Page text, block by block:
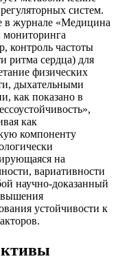
систем.
в журнале «Медицина
мониторинга
контроль частоты
ритма сердца) для
физических
дыхательными
как показано в
как
компоненту
на
вариативности
научно-доказанный
устойчивости к